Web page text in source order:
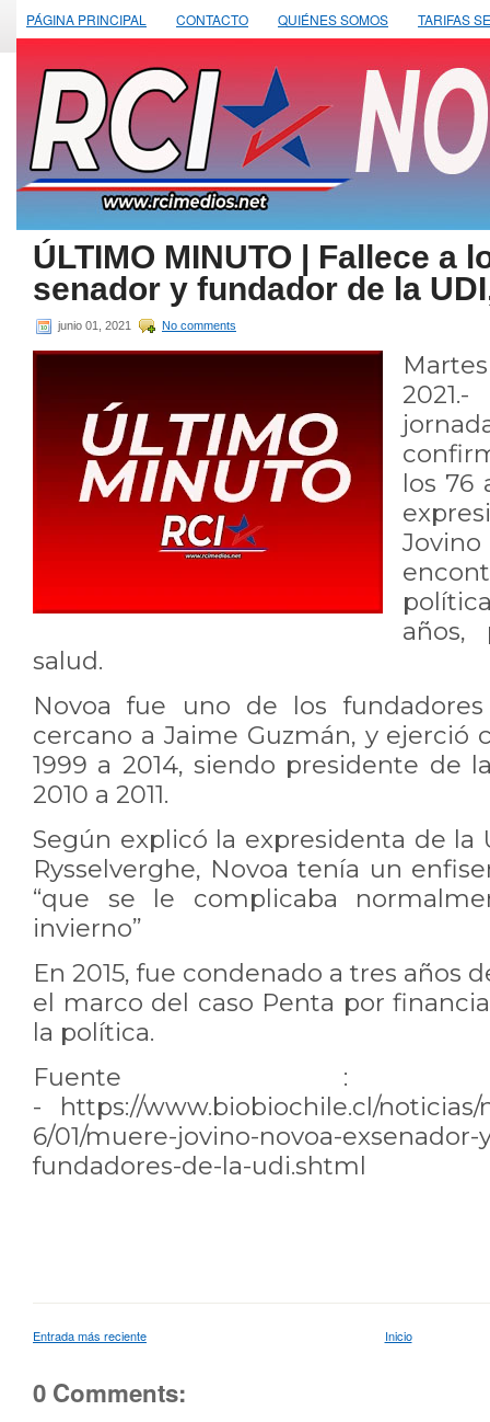
PÁGINA PRINCIPAL CONTACTO QUIÉNES SOMOS TARIFAS
ÚLTIMO MINUTO | Fallece a
senador y fundador de la
junio 01, 2021 No comments
los 76
años,
salud.
Novoa fue uno de los
cercano a Jaime Guzmán, y ejerció
1999 a 2014, siendo presidente de
2010 a 2011.
Según explicó la expresidenta de la
Rysselverghe, Novoa tenía un
“que se le complicaba
invierno”
En 2015, fue condenado a tres años
el marco del caso Penta por
la política.
Fuente :
- https://www.biobiochile.cl/noticias/
6/01/muere-jovino-novoa-exsenador-
fundadores-de-la-udi.shtml
Entrada más reciente Inicio
0 Comments: